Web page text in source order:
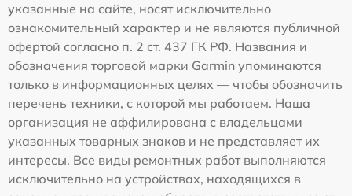
указанные на сайте, носят исключительно
ознакомительный характер и не являются публичной
офертой согласно п. 2 ст. 437 ГК РФ. Названия и
обозначения торговой марки Garmin упоминаются
только в информационных целях — чтобы обозначить
перечень техники, с которой мы работаем. Наша
организация не аффилирована с владельцами
указанных товарных знаков и не представляет их
интересы. Все виды ремонтных работ выполняются
исключительно на устройствах, находящихся в